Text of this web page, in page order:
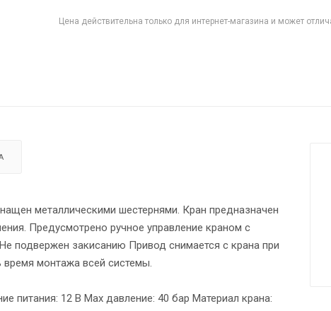
Цена действительна только для интернет-магазина и может
металлическими шестернями. Кран предназначен
Предусмотрено ручное управление краном с
подвержен закисанию Привод снимается с крана при
время монтажа всей системы.
питания: 12 В Мах давление: 40 бар Материал крана: